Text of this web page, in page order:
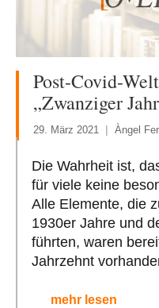
Post-Covid-
„Zwanziger
29. März 2021 Àngel
Die Wahrheit ist,
für viele keine
Alle Elemente, die
1930er Jahre und
führten, waren
Jahrzehnt
mehr lesen